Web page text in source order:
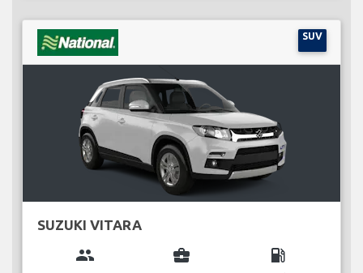
SUV
SUZUKI VITARA
group business_center local_gas_station